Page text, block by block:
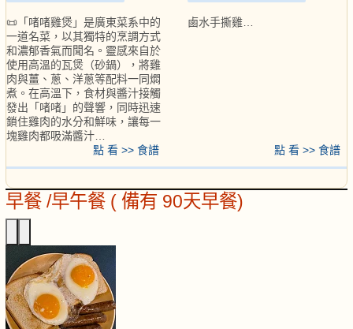
📜「啫啫雞煲」是廣東菜系中的
一道名菜，以其獨特的烹調方式
和濃郁香氣而聞名。靈感來自於
使用高溫的瓦煲（砂鍋），將雞
肉與薑、蔥、洋蔥等配料一同燜
煮。在高溫下，食材與醬汁接觸
發出「啫啫」的聲響，同時迅速
鎖住雞肉的水分和鮮味，讓每一
塊雞肉都吸滿醬汁…
點 看 >> 食譜
鹵水手撕雞…
點 看 >> 食譜
早餐 /早午餐 ( 備有 90天早餐)